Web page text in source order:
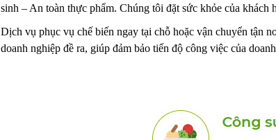
sinh – An toàn thực phẩm. Chúng tôi đặt sức khỏe của khách
Dịch vụ phục vụ chế biến ngay tại chỗ hoặc vận chuyển tận
doanh nghiệp đề ra, giúp đảm bảo tiến độ công việc của